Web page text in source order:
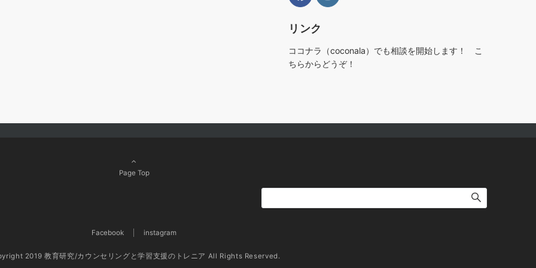
リンク
ココナラ（coconala）でも相談を開始します！ こ
ちらからどうぞ！
Page Top
Facebook instagram
2019 教育研究/カウンセリングと学習支援のトレニア All Rights Reserved.